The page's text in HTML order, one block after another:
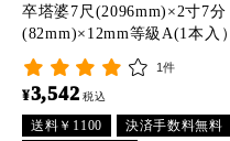
卒塔婆7尺(2096mm)×2寸7分
(82mm)×12mm等級A(1本入）
1件
¥3,542 税込
送料￥1100
決済手数料無料